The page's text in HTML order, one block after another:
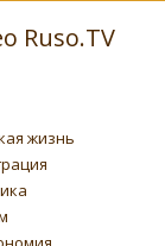
Ruso.TV
жизнь